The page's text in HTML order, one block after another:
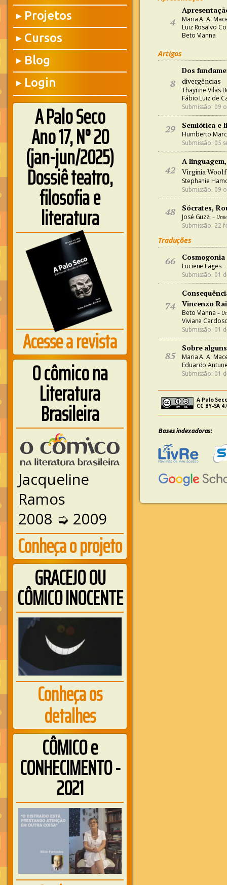
▶ Projetos
▶ Cursos
▶ Blog
▶ Login
A Palo Seco
Ano 17, N° 20
(jan-jun/2025)
Dossiê teatro,
filosofia e
literatura
Acesse a revista
O cômico na
Literatura
Brasileira
Jacqueline
Ramos
2008 ➭ 2009
Conheça o projeto
GRACEJO OU
CÔMICO INOCENTE
Conheça os
detalhes
CÔMICO e
CONHECIMENTO -
2021
4
Maria A. A.
Luiz Rosalvo
Beto Vianna
Artigos
8
Dos
divergências
Thayrine Vilas
Fábio Luiz de
Submissão: 09
29 Semiótica e
Humberto
Submissão: 05
42
A
Virginia Woolf
Stephanie
Submissão: 09
48 Sócrates,
José Guzzi –
Submissão: 22
Traduções
66 Luciene Lages–
Submissão: 01
74
Vincenzo
Beto Vianna –
Viviane
Submissão: 01
85
Sobre
Maria A. A.
Eduardo
Submissão: 01
A Palo
CC BY-SA
Bases indexadoras: